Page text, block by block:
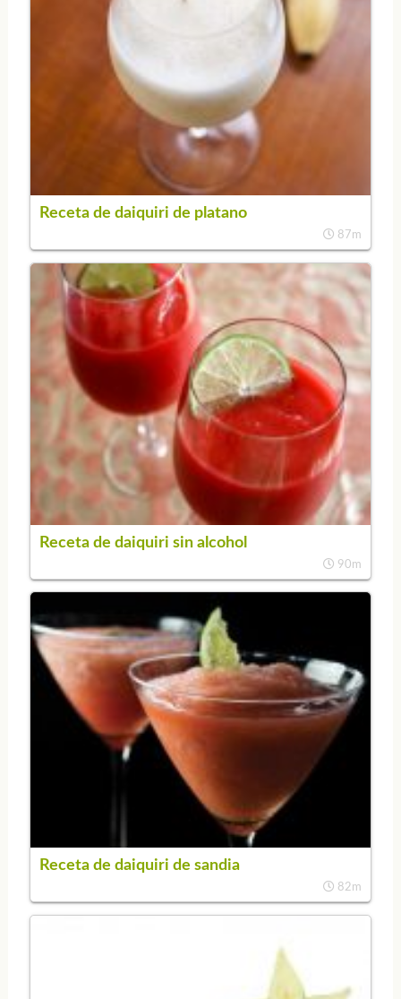
Receta de daiquiri de platano
87m
Receta de daiquiri sin alcohol
90m
Receta de daiquiri de sandia
82m